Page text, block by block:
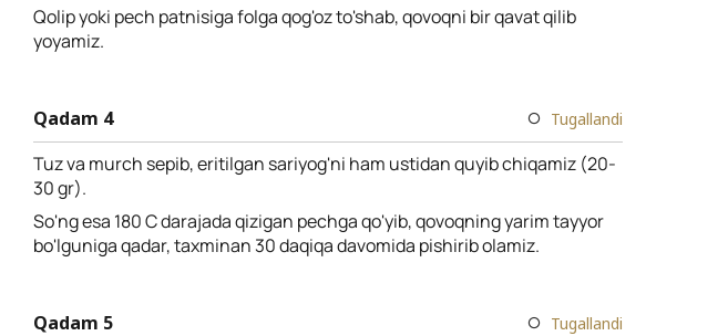
Qolip yoki pech patnisiga folga qog'oz to'shab, qovoqni bir qavat qilib
yoyamiz.
Qadam 4 Tugallandi
Tuz va murch sepib, eritilgan sariyog'ni ham ustidan quyib chiqamiz (20-
30 gr).
So'ng esa 180 C darajada qizigan pechga qo'yib, qovoqning yarim tayyor
bo'lguniga qadar, taxminan 30 daqiqa davomida pishirib olamiz.
Qadam 5 Tugallandi